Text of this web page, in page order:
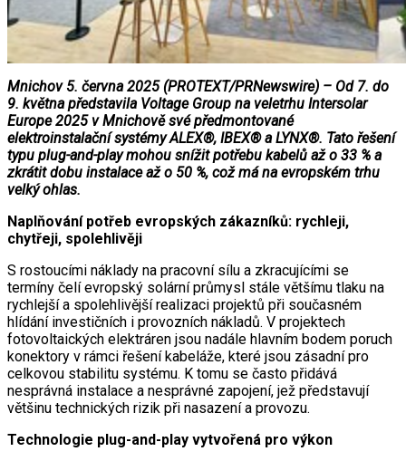
Mnichov 5. června 2025 (PROTEXT/PRNewswire) – Od 7. do
9. května představila Voltage Group na veletrhu Intersolar
Europe 2025 v Mnichově své předmontované
elektroinstalační systémy ALEX®, IBEX® a LYNX®. Tato řešení
typu plug-and-play mohou snížit potřebu kabelů až o 33 % a
zkrátit dobu instalace až o 50 %, což má na evropském trhu
velký ohlas.
Naplňování potřeb evropských zákazníků: rychleji,
chytřeji, spolehlivěji
S rostoucími náklady na pracovní sílu a zkracujícími se
termíny čelí evropský solární průmysl stále většímu tlaku na
rychlejší a spolehlivější realizaci projektů při současném
hlídání investičních i provozních nákladů. V projektech
fotovoltaických elektráren jsou nadále hlavním bodem poruch
konektory v rámci řešení kabeláže, které jsou zásadní pro
celkovou stabilitu systému. K tomu se často přidává
nesprávná instalace a nesprávné zapojení, jež představují
většinu technických rizik při nasazení a provozu.
Technologie plug-and-play vytvořená pro výkon